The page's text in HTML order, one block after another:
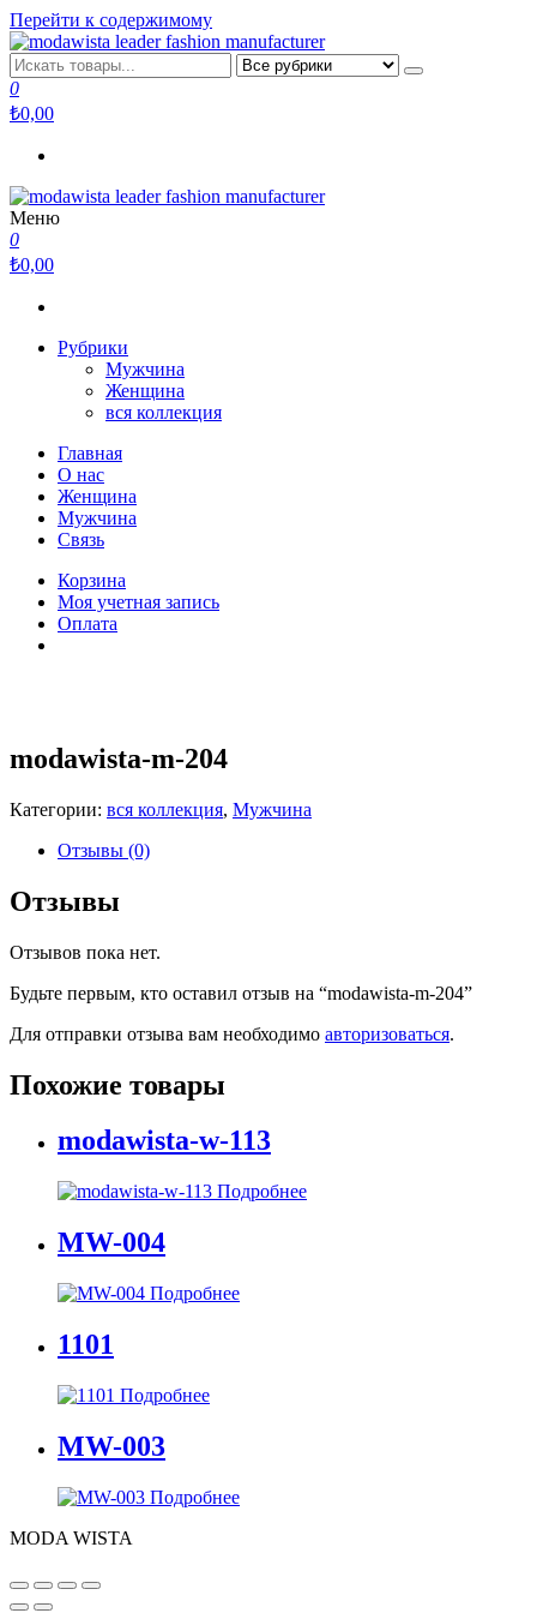
Перейти к содержимому
modawista leader fashion manufacturer
modawista.com
0
₺0,00
modawista leader fashion manufacturer
modawista.com
Меню
0
₺0,00
Рубрики
Мужчина
Женщина
вся коллекция
Главная
О нас
Женщина
Мужчина
Связь
Корзина
Моя учетная запись
Оплата
modawista-m-204
Категории: вся коллекция, Мужчина
Отзывы (0)
Отзывы
Отзывов пока нет.
Будьте первым, кто оставил отзыв на “modawista-m-204”
Для отправки отзыва вам необходимо авторизоваться.
Похожие товары
modawista-w-113
Подробнее
MW-004
Подробнее
1101
Подробнее
MW-003
Подробнее
MODA WISTA